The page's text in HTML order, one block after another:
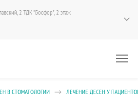
2 ТДК "Босфор", 2 этаж
В СТОМАТОЛОГИИ ЛЕЧЕНИЕ ДЕСЕН У